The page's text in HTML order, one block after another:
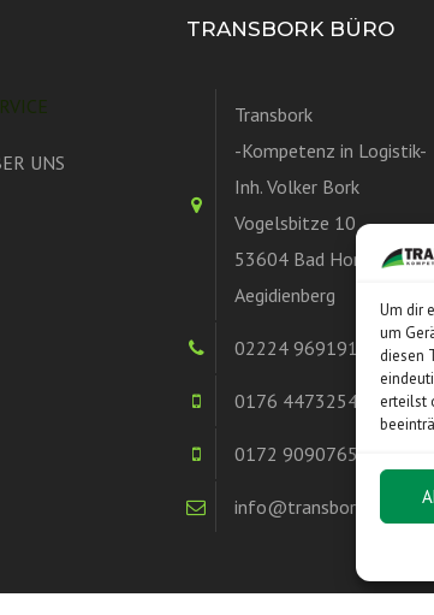
Um dir
um
diesen
erteilst
UNS
TRANSBORK BÜRO
Transbork
-Kompetenz in Logistik-
Inh. Volker Bork
Vogelsbitze 10
53604 Bad Honnef -
Aegidienberg
02224 969191
0176 44732541
0172 9090765
info@transbork.de